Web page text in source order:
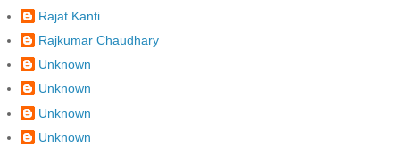
Rajat Kanti
Rajkumar Chaudhary
Unknown
Unknown
Unknown
Unknown